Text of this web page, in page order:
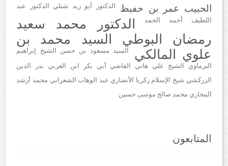
الحبيب عمر بن حفيظ
الدكتور أبو زيد شبلي
الدكتور عبد
اللطيف أحمد الحمد
الدكتور محمد سعيد
رمضان البوطي
السيد محمد بن
علوي المالكي
السيد مسعود بن حسن الشيخ إبراهيم
البرماوي الشيخ علي هاني القاضي أبي بكر ابن العربي
بدر الدين
الزركشي شيخ الإسلام زكريا الأنصاري عبد الوهاب الشعراني محمد أرشد
البنجاري محمد صالح موسى حسين
المتابعون